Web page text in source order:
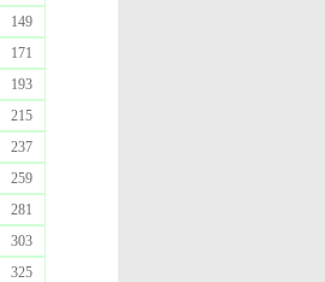
149
171
193
215
237
259
281
303
325